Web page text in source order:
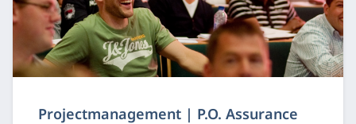
Projectmanagement | P.O. Assurance